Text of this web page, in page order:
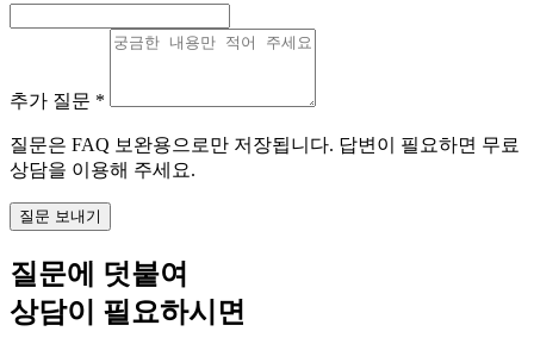
추가 질문 *
질문은 FAQ 보완용으로만 저장됩니다. 답변이 필요하면 무료
상담을 이용해 주세요.
질문 보내기
질문에 덧붙여
상담이 필요하시면